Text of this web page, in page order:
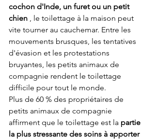
cochon d'Inde, un furet ou un petit
chien , le toilettage à la maison peut
vite tourner au cauchemar. Entre les
mouvements brusques, les tentatives
d'évasion et les protestations
bruyantes, les petits animaux de
compagnie rendent le toilettage
difficile pour tout le monde.
Plus de 60 % des propriétaires de
petits animaux de compagnie
affirment que le toilettage est la partie
la plus stressante des soins à apporter